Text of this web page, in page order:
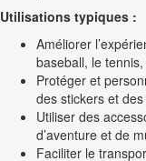
Utilisations typiques :
Améliorer
baseball, le
Protéger et
des stickers et
Utiliser des
d’aventure et de
Faciliter le